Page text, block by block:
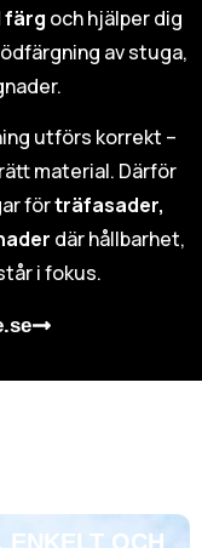
färg och hjälper dig
av stuga,
utförs korrekt –
material. Därför
förträfasader,
där hållbarhet,
i fokus.
ENKELT OCH